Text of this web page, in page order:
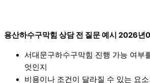
용산하수구막힘 상담 전 질문 예시 2026년
서대문구하수구막힘 진행 가능 여부
엇인지
비용이나 조건이 달라질 수 있는 요